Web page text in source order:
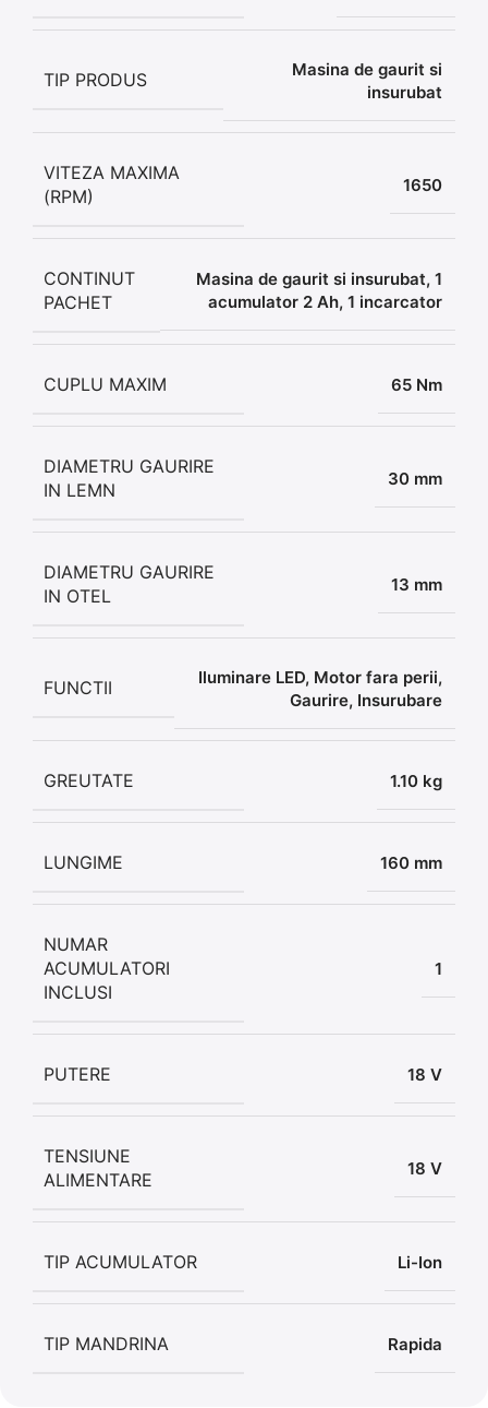
TIP PRODUS
Masina de gaurit si
insurubat
VITEZA MAXIMA
(RPM)
1650
CONTINUT
PACHET
Masina de gaurit si insurubat, 1
acumulator 2 Ah, 1 incarcator
CUPLU MAXIM 65 Nm
DIAMETRU GAURIRE
IN LEMN
30 mm
DIAMETRU GAURIRE
IN OTEL
13 mm
FUNCTII
Iluminare LED, Motor fara perii,
Gaurire, Insurubare
GREUTATE 1.10 kg
LUNGIME 160 mm
NUMAR
ACUMULATORI
INCLUSI
1
PUTERE 18 V
TENSIUNE
ALIMENTARE
18 V
TIP ACUMULATOR Li-Ion
TIP MANDRINA Rapida